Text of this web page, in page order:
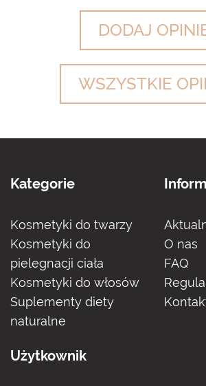
DODAJ
WSZYSTKIE
Kategorie
Kosmetyki do twarzy
Kosmetyki do
pielegnacji ciała
Kosmetyki do włosów
Suplementy diety
naturalne
O nas
FAQ
Użytkownik